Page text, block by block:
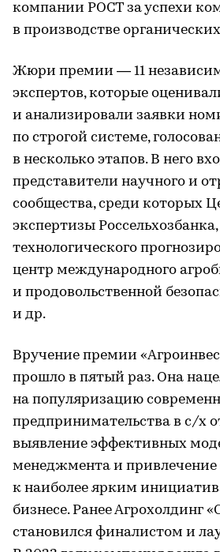
компании РОСТ за успехи
в производстве
Жюри премии — 11
экспертов, которые
и анализировали заявки
по строгой системе,
в несколько этапов. В него
представители научного и
сообщества, среди которых
экспертизы
технологического
центр международного
и продовольственной
и др.
Вручение премии
прошло в пятый раз. Она
на популяризацию
предпринимательства в с/х
выявление эффективных
менеджмента и
к наиболее ярким
бизнесе. Ранее Агрохолдинг
становился финалистом и